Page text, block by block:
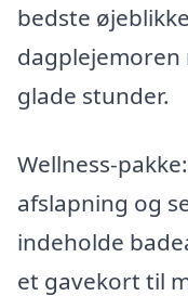
bedste
dagplejemoren
glade stunder.
Wellness-
afslapning og
indeholde
et gavekort til